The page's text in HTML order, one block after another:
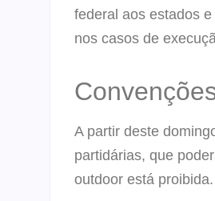
federal aos estados
nos casos de
A partir deste
partidárias, que
outdoor está proibida.